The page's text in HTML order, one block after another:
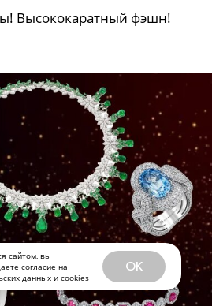
сайтом, вы
согласие на
данных и cookies
OK
Высококаратный фэшн!